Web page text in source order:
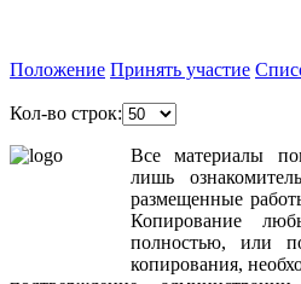
Положение Принять участие
Кол-во строк:
Все материалы
лишь
размещенные
Копирование
полностью, или
копирования,